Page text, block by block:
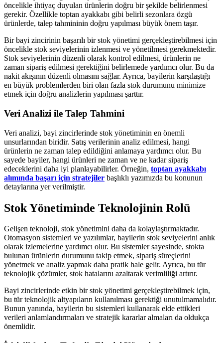
öncelikle ihtiyaç duyulan ürünlerin doğru bir şekilde belirlenmesi
gerekir. Özellikle toptan ayakkabı gibi belirli sezonlara özgü
ürünlerde, talep tahmininin doğru yapılması büyük önem taşır.
Bir bayi zincirinin başarılı bir stok yönetimi gerçekleştirebilmesi için
öncelikle stok seviyelerinin izlenmesi ve yönetilmesi gerekmektedir.
Stok seviyelerinin düzenli olarak kontrol edilmesi, ürünlerin ne
zaman sipariş edilmesi gerektiğini belirlemede yardımcı olur. Bu da
nakit akışının düzenli olmasını sağlar. Ayrıca, bayilerin karşılaştığı
en büyük problemlerden biri olan fazla stok durumunu minimize
etmek için doğru analizlerin yapılması şarttır.
Veri Analizi ile Talep Tahmini
Veri analizi, bayi zincirlerinde stok yönetiminin en önemli
unsurlarından biridir. Satış verilerinin analiz edilmesi, hangi
ürünlerin ne zaman talep edildiğini anlamaya yardımcı olur. Bu
sayede bayiler, hangi ürünleri ne zaman ve ne kadar sipariş
edeceklerini daha iyi planlayabilirler. Örneğin, toptan ayakkabı
alımında başarı için stratejiler başlıklı yazımızda bu konunun
detaylarına yer verilmiştir.
Stok Yönetiminde Teknolojinin Rolü
Gelişen teknoloji, stok yönetimini daha da kolaylaştırmaktadır.
Otomasyon sistemleri ve yazılımlar, bayilerin stok seviyelerini anlık
olarak izlemelerine yardımcı olur. Bu sistemler sayesinde, stokta
bulunan ürünlerin durumunu takip etmek, sipariş süreçlerini
yönetmek ve analiz yapmak daha pratik hale gelir. Ayrıca, bu tür
teknolojik çözümler, stok hatalarını azaltarak verimliliği artırır.
Bayi zincirlerinde etkin bir stok yönetimi gerçekleştirebilmek için,
bu tür teknolojik altyapıların kullanılması gerektiği unutulmamalıdır.
Bunun yanında, bayilerin bu sistemleri kullanarak elde ettikleri
verileri anlamlandırmaları ve stratejik kararlar almaları da oldukça
önemlidir.